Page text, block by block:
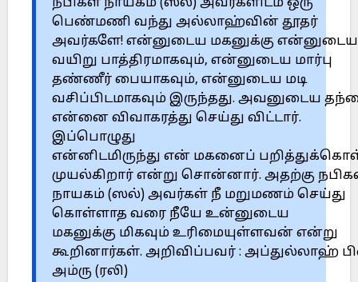
நபிகள் நாயகம் (ஸல்) அவர்களிடம் ஒரு
பெண்மணி வந்து அல்லாஹ்வின் தூதர்
அவர்களே! என்னுடைய மகனுக்கு என்னுடைய
வயிறு பாத்திரமாகவும், என்னுடைய மார்பு
தண்ணீர் பையாகவும், என்னுடைய மடி
வசிப்பிடமாகவும் இருந்தது. அவனுடைய
என்னை விவாகரத்து செய்து விட்டார்.
இப்பொழுது
என்னிடமிருந்து என் மகனைப்
முயல்கிறார் என்று சொன்னார். அதற்கு
நாயகம் (ஸல்) அவர்கள் நீ மறுமணம் செய்து
கொள்ளாத வரை நீயே உன்னுடைய
மகனுக்கு மிகவும் உரிமையுள்ளவன் என்று
கூறினார்கள். அறிவிப்பவர் : அப்துல்லாஹ்
அம்ரு (ரலி)